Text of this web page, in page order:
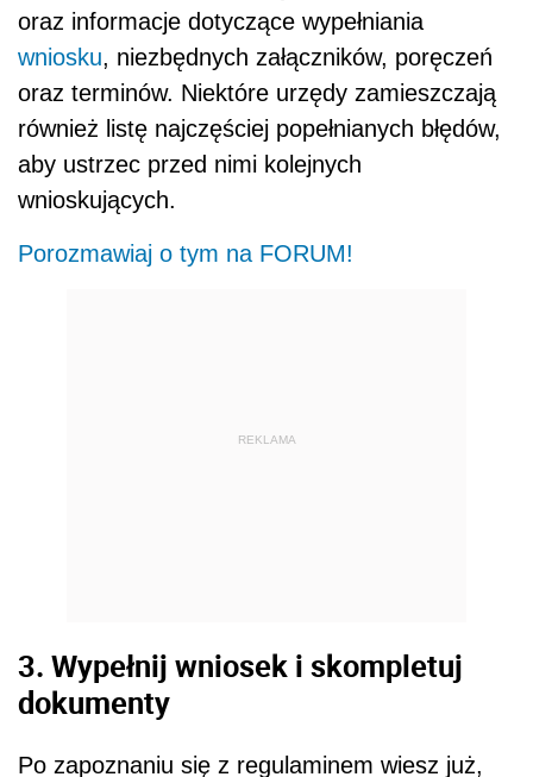
oraz informacje dotyczące wypełniania
wniosku, niezbędnych załączników, poręczeń
oraz terminów. Niektóre urzędy zamieszczają
również listę najczęściej popełnianych błędów,
aby ustrzec przed nimi kolejnych
wnioskujących.
Porozmawiaj o tym na FORUM!
REKLAMA
3. Wypełnij wniosek i skompletuj
dokumenty
Po zapoznaniu się z regulaminem wiesz już,